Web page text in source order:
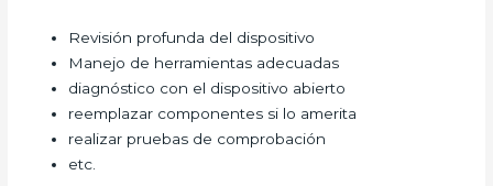
Revisión profunda del dispositivo
Manejo de herramientas adecuadas
diagnóstico con el dispositivo abierto
reemplazar componentes si lo amerita
realizar pruebas de comprobación
etc.